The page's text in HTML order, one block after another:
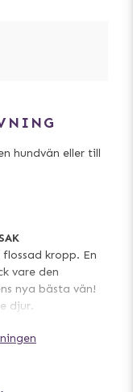
hundvän eller till
kropp. En
vare den
nya bästa vän!
djur.